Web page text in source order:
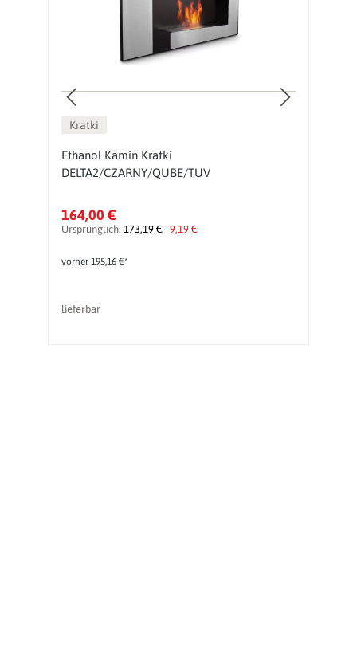
Kratki
Ethanol Kamin Kratki
DELTA2/CZARNY/QUBE/TUV
164,00 €
Ursprünglich: 173,19 €-9,19 €
vorher 195,16 €*
lieferbar